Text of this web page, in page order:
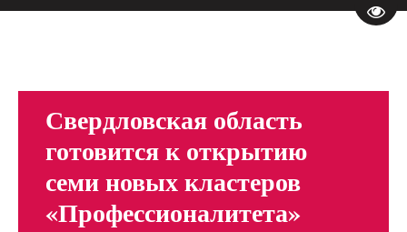
Свердловская область
готовится к открытию
семи новых кластеров
«Профессионалитета»